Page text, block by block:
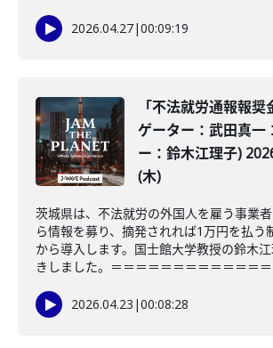
2026.04.27|00:09:19
「不法就労通報報
ゲーター：武田真一
ー：鈴木江理子)
(木)
茨城県は、不法就労の外国人を雇う事業
ら情報を募り、摘発されれば1万円を払う
から導入します。国士館大学教授の鈴木
きしました。＝＝＝＝＝＝＝＝＝＝＝＝＝
2026.04.23 |00:08:28